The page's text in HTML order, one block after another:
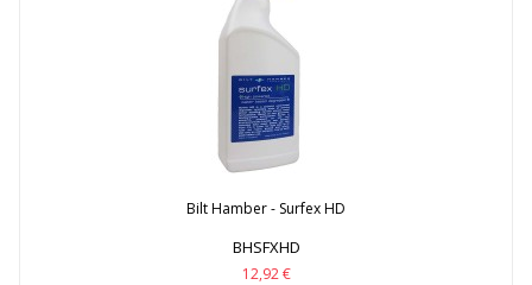
Bilt Hamber - Surfex HD
BHSFXHD
12,92 €